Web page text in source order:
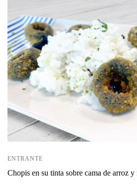
ENTRANTE
Chopis en su tinta sobre cama de arroz y